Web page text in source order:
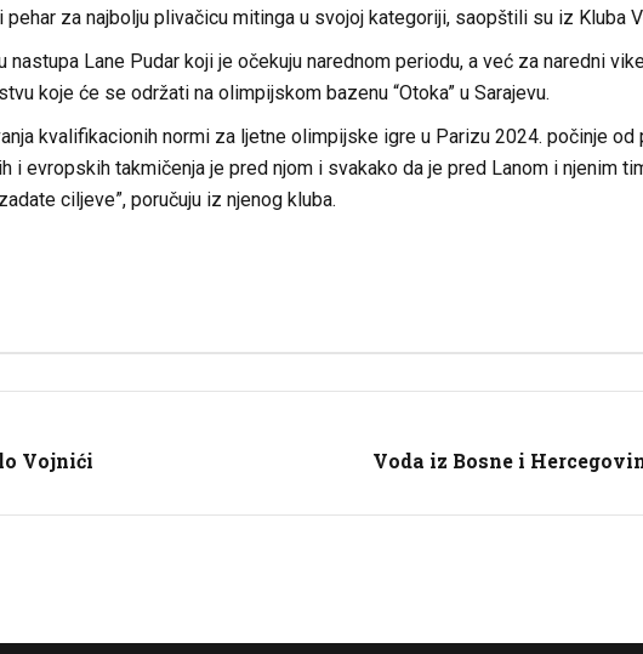
za najbolju plivačicu mitinga u svojoj kategoriji, saopštili su iz Kluba
nastupa Lane Pudar koji je očekuju narednom periodu, a već za naredni
koje će se održati na olimpijskom bazenu “Otoka” u Sarajevu.
kvalifikacionih normi za ljetne olimpijske igre u Parizu 2024. počinje
i evropskih takmičenja je pred njom i svakako da je pred Lanom i njenim
ciljeve”, poručuju iz njenog kluba.
Vojnići Voda iz Bosne i